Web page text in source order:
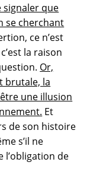
signaler que
se cherchant
ce n’est
la raison
Or,
brutale, la
une illusion
Et
de son histoire
s’il ne
l’obligation de